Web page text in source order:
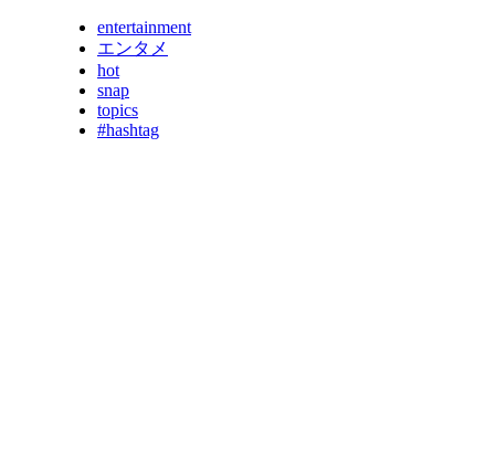
entertainment
エンタメ
hot
snap
topics
#hashtag